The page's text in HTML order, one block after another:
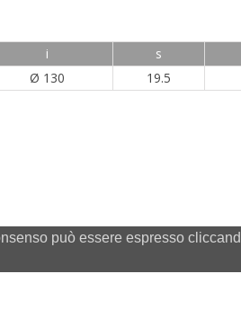
può essere espresso
i s
Ø 130 19.5